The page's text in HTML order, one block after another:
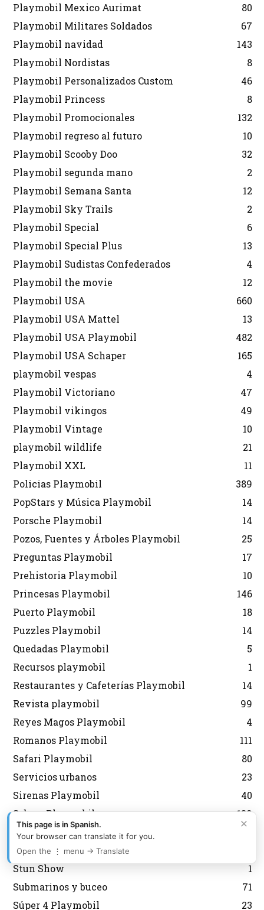
Playmobil Mexico Aurimat
80
Playmobil Militares Soldados
67
Playmobil navidad
143
Playmobil Nordistas
8
Playmobil Personalizados Custom
46
Playmobil Princess
8
Playmobil Promocionales
132
Playmobil regreso al futuro
10
Playmobil Scooby Doo
32
Playmobil segunda mano
2
Playmobil Semana Santa
12
Playmobil Sky Trails
2
Playmobil Special
6
Playmobil Special Plus
13
Playmobil Sudistas Confederados
4
Playmobil the movie
12
Playmobil USA
660
Playmobil USA Mattel
13
Playmobil USA Playmobil
482
Playmobil USA Schaper
165
playmobil vespas
4
Playmobil Victoriano
47
Playmobil vikingos
49
Playmobil Vintage
10
playmobil wildlife
21
Playmobil XXL
11
Policias Playmobil
389
PopStars y Música Playmobil
14
Porsche Playmobil
14
Pozos, Fuentes y Árboles Playmobil
25
Preguntas Playmobil
17
Prehistoria Playmobil
10
Princesas Playmobil
146
Puerto Playmobil
18
Puzzles Playmobil
14
Quedadas Playmobil
5
Recursos playmobil
1
Restaurantes y Cafeterías Playmobil
14
Revista playmobil
99
Reyes Magos Playmobil
4
Romanos Playmobil
111
Safari Playmobil
80
Servicios urbanos
23
Sirenas Playmobil
40
Sobres Playmobil
139
Spirit Playmobil
Star Trek Playmobil
Stun Show
1
Submarinos y buceo
71
Súper 4 Playmobil
23
×
This page is in Spanish.
Your browser can translate it for you.
Open the ⋮ menu → Translate